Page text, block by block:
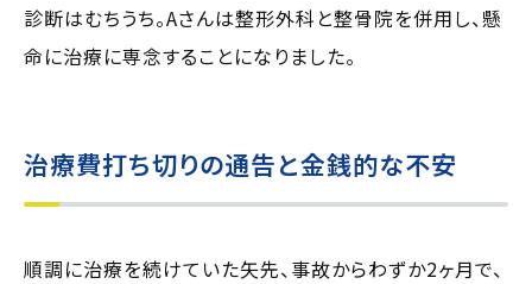
診断はむちうち。Aさんは整形外科と整骨院を併用し、懸
命に治療に専念することになりました。
治療費打ち切りの通告と金銭的な不安
順調に治療を続けていた矢先、事故からわずか2ヶ月で、